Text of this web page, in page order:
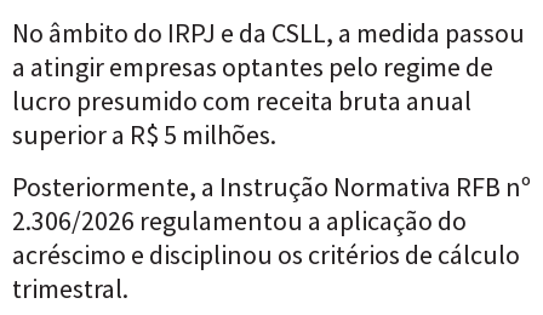
No âmbito do IRPJ e da CSLL, a medida passou
a atingir empresas optantes pelo regime de
lucro presumido com receita bruta anual
superior a R$ 5 milhões.
Posteriormente, a Instrução Normativa RFB nº
2.306/2026 regulamentou a aplicação do
acréscimo e disciplinou os critérios de cálculo
trimestral.